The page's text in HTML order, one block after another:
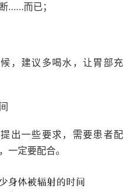
……而已；
，建议多喝水，让胃部充
出一些要求，需要患者配
一定要配合。